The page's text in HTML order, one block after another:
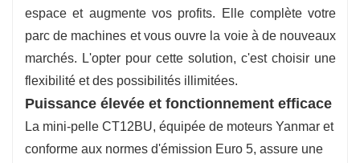
de sécurité ergonomique, elle s'adapte
facilement aux environnements complexes
comme les rues et ruelles urbaines, les
rénovations intérieures et les travaux en verger,
offrant ainsi des solutions de construction
efficaces, sûres et flexibles aux utilisateurs du
monde entier.
espace et augmente vos profits. Elle complète votre
parc de machines et vous ouvre la voie à de nouveaux
marchés. L'opter pour cette solution, c'est choisir une
flexibilité et des possibilités illimitées.
Puissance élevée et fonctionnement efficace
La mini-pelle CT12BU, équipée de moteurs Yanmar et
conforme aux normes d'émission Euro 5, assure une